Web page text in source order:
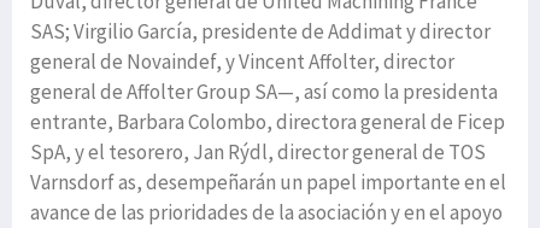
SAS; Virgilio García, presidente de Addimat y director
general de Novaindef, y Vincent Affolter, director
general de Affolter Group SA—, así como la presidenta
entrante, Barbara Colombo, directora general de Ficep
SpA, y el tesorero, Jan Rýdl, director general de TOS
Varnsdorf as, desempeñarán un papel importante en el
avance de las prioridades de la asociación y en el apoyo